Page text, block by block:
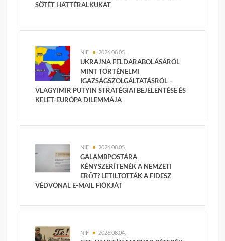
SÖTÉT HÁTTÉRALKUKAT
NIF 2026.08.05.
UKRAJNA FELDARABOLÁSÁRÓL
MINT TÖRTÉNELMI
IGAZSÁGSZOLGÁLTATÁSRÓL –
VLAGYIMIR PUTYIN STRATÉGIAI BEJELENTÉSE ÉS
KELET-EURÓPA DILEMMÁJA
NIF 2026.08.05.
GALAMBPOSTÁRA
KÉNYSZERÍTENÉK A NEMZETI
ERŐT? LETILTOTTÁK A FIDESZ
VÉDVONAL E-MAIL FIÓKJÁT
NIF 2026.08.04.